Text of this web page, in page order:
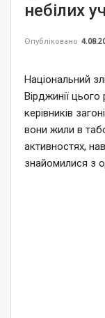
небілих
Опубліковано
Національний
Вірджинії цього
керівників
вони жили в
активностях,
знайомилися з